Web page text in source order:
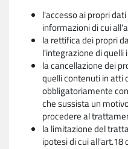
l'accesso ai propri
informazioni di cui
la rettifica dei propri
l'integrazione di quelli
la cancellazione dei
quelli contenuti in atti
obbligatoriamente
che sussista un
procedere al
la limitazione del
ipotesi di cui all'art.18